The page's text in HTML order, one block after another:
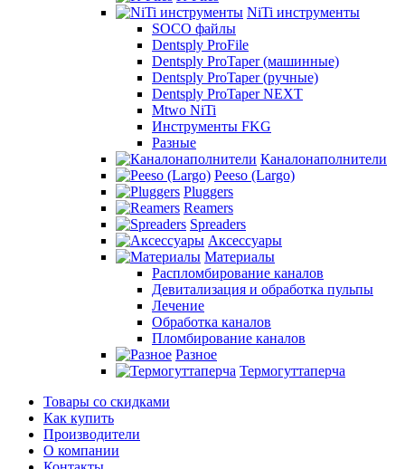
NiTi инструменты
SOCO файлы
Dentsply ProFile
Dentsply ProTaper (машинные)
Dentsply ProTaper (ручные)
Dentsply ProTaper NEXT
Mtwo NiTi
Инструменты FKG
Разные
Каналонаполнители
Peeso (Largo)
Pluggers
Reamers
Spreaders
Аксессуары
Материалы
Распломбирование каналов
Девитализация и обработка пульпы
Лечение
Обработка каналов
Пломбирование каналов
Разное
Термогуттаперча
Товары со скидками
Как купить
Производители
О компании